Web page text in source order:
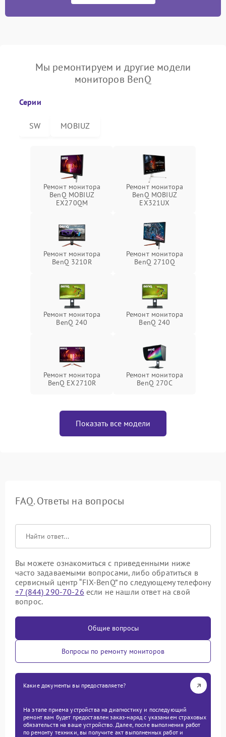
Мы ремонтируем и другие модели
мониторов BenQ
Серии
SW MOBIUZ
Ремонт монитора
BenQ MOBIUZ
EX270QM
Ремонт монитора
BenQ MOBIUZ
EX321UX
Ремонт монитора
BenQ 3210R
Ремонт монитора
BenQ 2710Q
Ремонт монитора
BenQ 240
Ремонт монитора
BenQ 240
Ремонт монитора
BenQ EX2710R
Ремонт монитора
BenQ 270C
Показать все модели
FAQ. Ответы на вопросы
Вы можете ознакомиться с приведенными ниже
часто задаваемыми вопросами, либо обратиться в
сервисный центр “FIX-BenQ” по следующему телефону
+7 (844) 290-70-26 если не нашли ответ на свой
вопрос.
Общие вопросы
Вопросы по ремонту мониторов
Какие документы вы предоставляете?
На этапе приема устройства на диагностику и последующий
ремонт вам будет предоставлен заказ-наряд с указанием страховых
обязательств на ваше устройство. Далее, после выполнения работ
по ремонту техники, вы получите акт выполненных работ и